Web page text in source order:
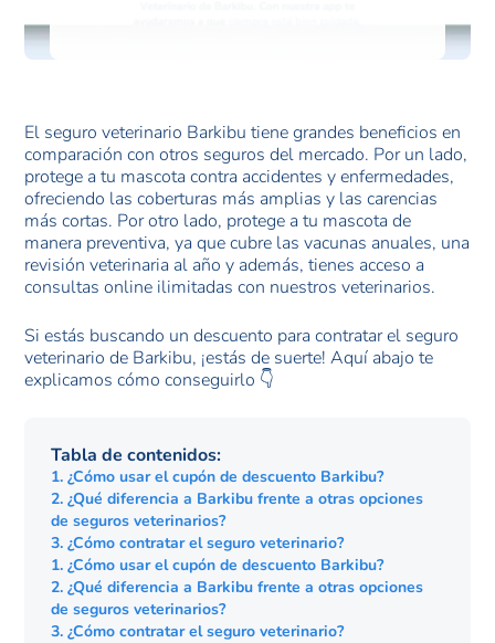
El seguro veterinario Barkibu tiene grandes beneficios en
comparación con otros seguros del mercado. Por un lado,
protege a tu mascota contra accidentes y enfermedades,
ofreciendo las coberturas más amplias y las carencias
más cortas. Por otro lado, protege a tu mascota de
manera preventiva, ya que cubre las vacunas anuales, una
revisión veterinaria al año y además, tienes acceso a
consultas online ilimitadas con nuestros veterinarios.
Si estás buscando un descuento para contratar el seguro
veterinario de Barkibu, ¡estás de suerte! Aquí abajo te
explicamos cómo conseguirlo 👇
Tabla de contenidos:
1. ¿Cómo usar el cupón de descuento Barkibu?
2. ¿Qué diferencia a Barkibu frente a otras opciones
de seguros veterinarios?
3. ¿Cómo contratar el seguro veterinario?
1. ¿Cómo usar el cupón de descuento Barkibu?
2. ¿Qué diferencia a Barkibu frente a otras opciones
de seguros veterinarios?
3. ¿Cómo contratar el seguro veterinario?